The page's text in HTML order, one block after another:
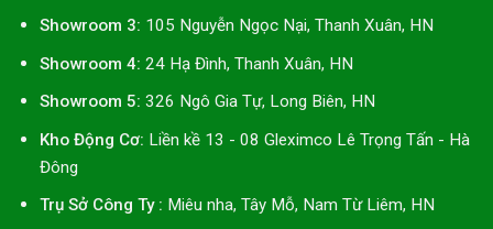
Showroom 3: 105 Nguyễn Ngọc Nại, Thanh Xuân, HN
Showroom 4: 24 Hạ Đình, Thanh Xuân, HN
Showroom 5: 326 Ngô Gia Tự, Long Biên, HN
Kho Động Cơ: Liền kề 13 - 08 Gleximco Lê Trọng Tấn - Hà
Đông
Trụ Sở Công Ty : Miêu nha, Tây Mỗ, Nam Từ Liêm, HN